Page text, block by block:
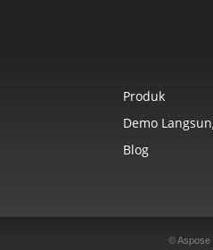
Produk
Demo
Blog
© Aspose